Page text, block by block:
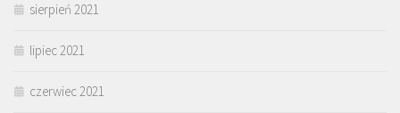
sierpień 2021
lipiec 2021
czerwiec 2021